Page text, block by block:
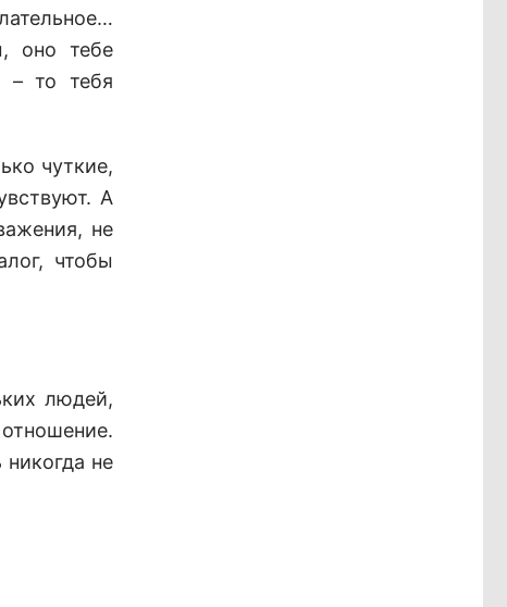
оно тебе
– то тебя
чуткие,
А
не
чтобы
людей,
не